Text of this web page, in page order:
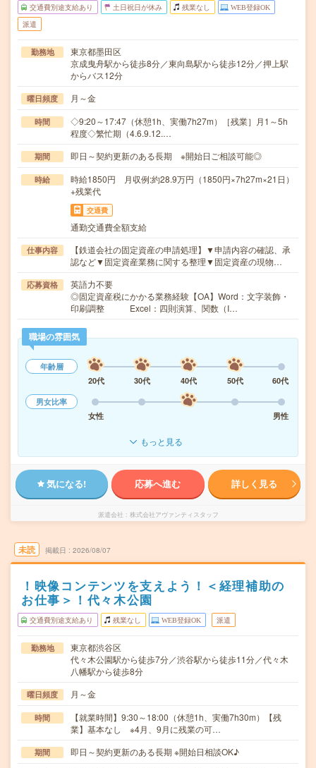
交通費別途支給あり 土日祝日が休み 残業なし WEB登録OK
派遣
勤務地
東京都墨田区
京成曳舟駅から徒歩8分／東向島駅から徒歩12分／押上駅
からバス12分
曜日頻度 月～金
時間
◇9:20～17:47（休憩1h、実働7h27m）［残業］月1～5h
程度◇繁忙期（4.6.9.12.…
期間 即日～契約更新のある長期 ※開始日ご相談可能◎
時給
時給1850円 月収例:約28.9万円（1850円×7h27m×21日）
+残業代
交通費
通勤交通費全額支給
仕事内容
【鉄道会社の固定資産の申請処理】▼申請内容の確認、承
認など▼固定資産業務に関する整理▼固定資産の現物…
応募資格
英語力不要
◎固定資産税にかかる業務経験【OA】Word：文字装飾・
印刷調整 Excel：四則演算、関数（I…
職場の雰囲気
年齢層
20代
30代 40代 50代
60代
男女比率
女性
男性
もっと見る
気になる! 応募へ進む 詳しく見る
派遣会社 株式会社アヴァンティスタッフ
未読 掲載日 2026/08/07
！映像コンテンツを支えよう！＜経理補助の
お仕事＞！代々木公園
交通費別途支給あり 残業なし WEB登録OK 派遣
勤務地
東京都渋谷区
代々木公園駅から徒歩7分／渋谷駅から徒歩11分／代々木
八幡駅から徒歩8分
曜日頻度 月～金
時間
【就業時間】9:30～18:00（休憩1h、実働7h30m）【残
業】基本なし ※4月、9月に残業の可…
期間 即日～契約更新のある長期 ※開始日相談OK♪